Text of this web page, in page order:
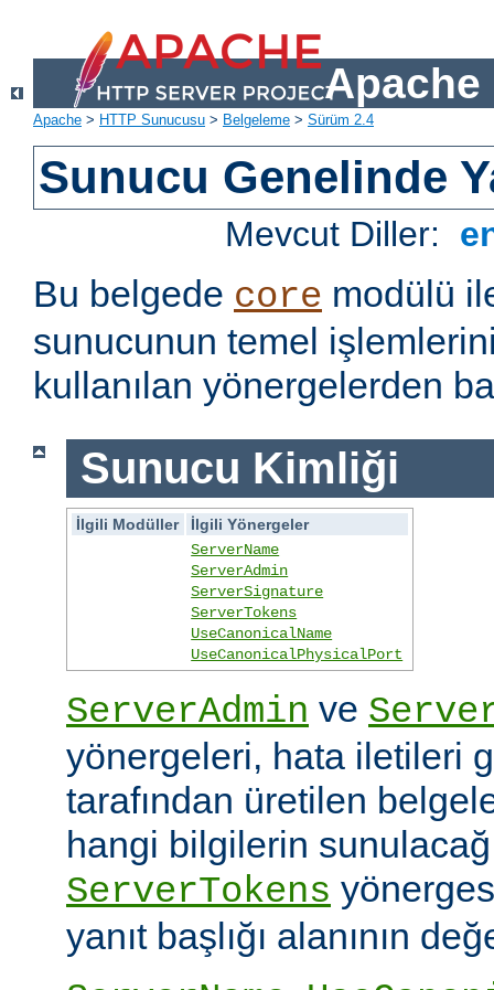
Apache
Apache > HTTP Sunucusu > Belgeleme > Sürüm 2.4
Sunucu Genelinde
Mevcut Diller:
Bu belgede core modülü
sunucunun temel
kullanılan yönergelerden
Sunucu Kimliği
İlgili Modüller
İlgili Yönergeler
ServerName
ServerAdmin
ServerSignature
ServerTokens
UseCanonicalName
UseCanonicalPhysicalPort
ServerAdmin ve
yönergeleri, hata iletileri
tarafından üretilen
hangi bilgilerin
ServerTokens
yanıt başlığı alanının